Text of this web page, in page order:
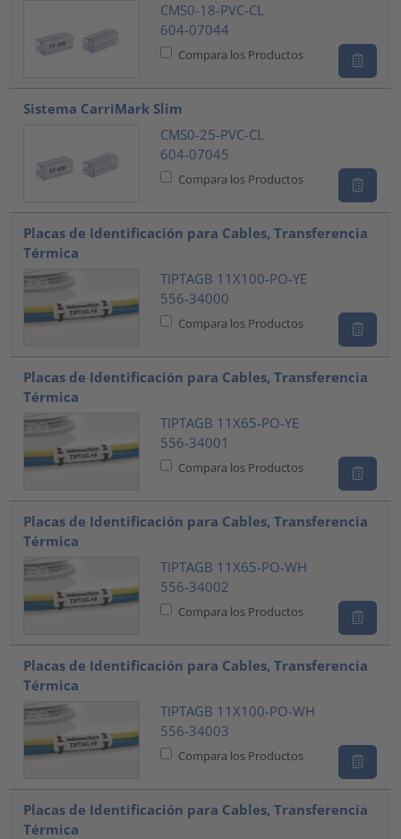
CMS0-18-PVC-CL
604-07044
Compara los Productos
Sistema CarriMark Slim
CMS0-25-PVC-CL
604-07045
Compara los Productos
Placas de Identificación para Cables, Transferencia
Térmica
TIPTAGB 11X100-PO-YE
556-34000
Compara los Productos
Placas de Identificación para Cables, Transferencia
Térmica
TIPTAGB 11X65-PO-YE
556-34001
Compara los Productos
Placas de Identificación para Cables, Transferencia
Térmica
TIPTAGB 11X65-PO-WH
556-34002
Compara los Productos
Placas de Identificación para Cables, Transferencia
Térmica
TIPTAGB 11X100-PO-WH
556-34003
Compara los Productos
Placas de Identificación para Cables, Transferencia
Térmica